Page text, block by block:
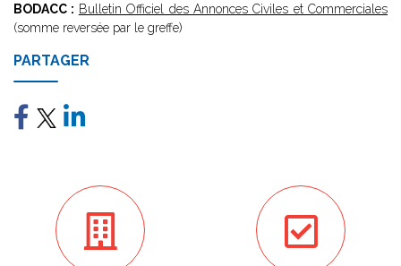
BODACC : Bulletin Officiel des Annonces Civiles et Commerciales
(somme reversée par le greffe)
PARTAGER